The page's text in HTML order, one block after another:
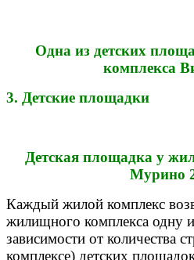
Одна из детских
комплекса
3. Детские площадки
Детская площадка у
Мурино
Каждый жилой комплекс
жилищного комплекса одну
зависимости от количества
комплексе) детских